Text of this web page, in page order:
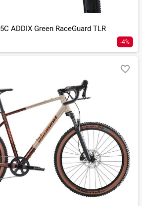
ADDIX Green RaceGuard TLR
-4%